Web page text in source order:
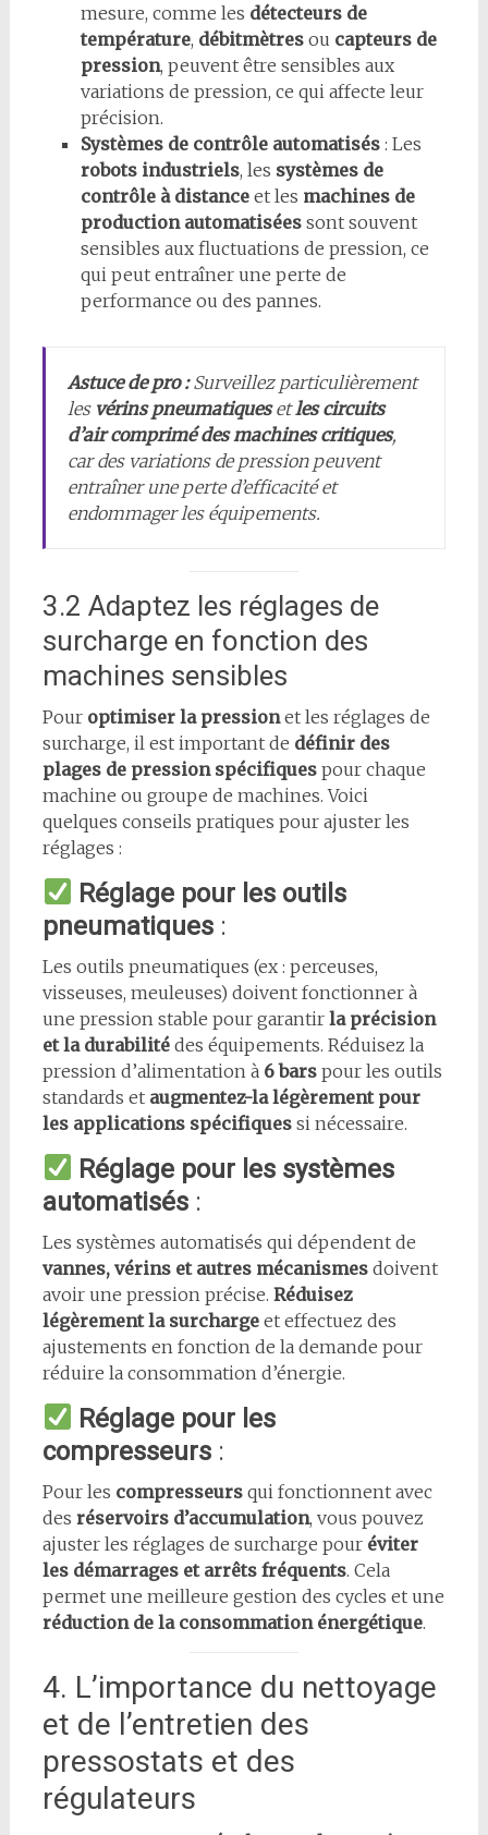
mesure, comme les détecteurs de
température, débitmètresou capteurs de
pression, peuvent être sensibles aux
variations de pression, ce qui affecte leur
précision.
Systèmes de contrôle automatisés: Les
robots industriels, les systèmes de
contrôle à distanceet les machines de
production automatiséessont souvent
sensibles aux fluctuations de pression, ce
qui peut entraîner une perte de
performance ou des pannes.
Astuce de pro :Surveillez particulièrement
les vérins pneumatiquesetles circuits
d’air comprimé des machines critiques,
car des variations de pression peuvent
entraîner une perte d’efficacité et
endommager les équipements.
3.2 Adaptez les réglages de
surcharge en fonction des
machines sensibles
Pour optimiser la pressionet les réglages de
surcharge, il est important de définir des
plages de pression spécifiquespour chaque
machine ou groupe de machines. Voici
quelques conseils pratiques pour ajuster les
réglages :
Réglage pour les outils
pneumatiques:
Les outils pneumatiques (ex : perceuses,
visseuses, meuleuses) doivent fonctionner à
une pression stable pour garantir la précision
et la durabilitédes équipements. Réduisez la
pression d’alimentation à 6 barspour les outils
standards et augmentez-la légèrement pour
les applications spécifiquessi nécessaire.
Réglage pour les systèmes
automatisés:
Les systèmes automatisés qui dépendent de
vannes, vérins et autres mécanismesdoivent
avoir une pression précise. Réduisez
légèrement la surchargeet effectuez des
ajustements en fonction de la demande pour
réduire la consommation d’énergie.
Réglage pour les
compresseurs:
Pour les compresseursqui fonctionnent avec
des réservoirs d’accumulation, vous pouvez
ajuster les réglages de surcharge pour éviter
les démarrages et arrêts fréquents. Cela
permet une meilleure gestion des cycles et une
réduction de la consommation énergétique.
4. L’importance du nettoyage
et de l’entretien des
pressostats et des
régulateurs